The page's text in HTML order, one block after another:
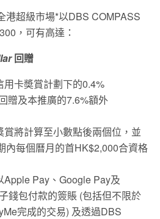
港超級市場*以DBS COMPASS
，可有高達：
回贈
卡奬賞計劃下的0.4%
贈及本推廣的7.6%額外
將計算至小數點後兩個位，並
內每個曆月的首HK$2,000合資格
Pay、Google Pay及
錢包付款的簽賬 (包括但不限於
完成的交易) 及透過DBS